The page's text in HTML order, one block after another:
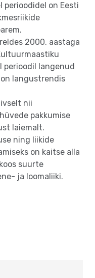
on Eesti
2000. aastaga
perioodil langenud
langustrendis
nii
pakkumise
laiemalt.
ning liikide
on kaitse alla
suurte
ja loomaliiki.